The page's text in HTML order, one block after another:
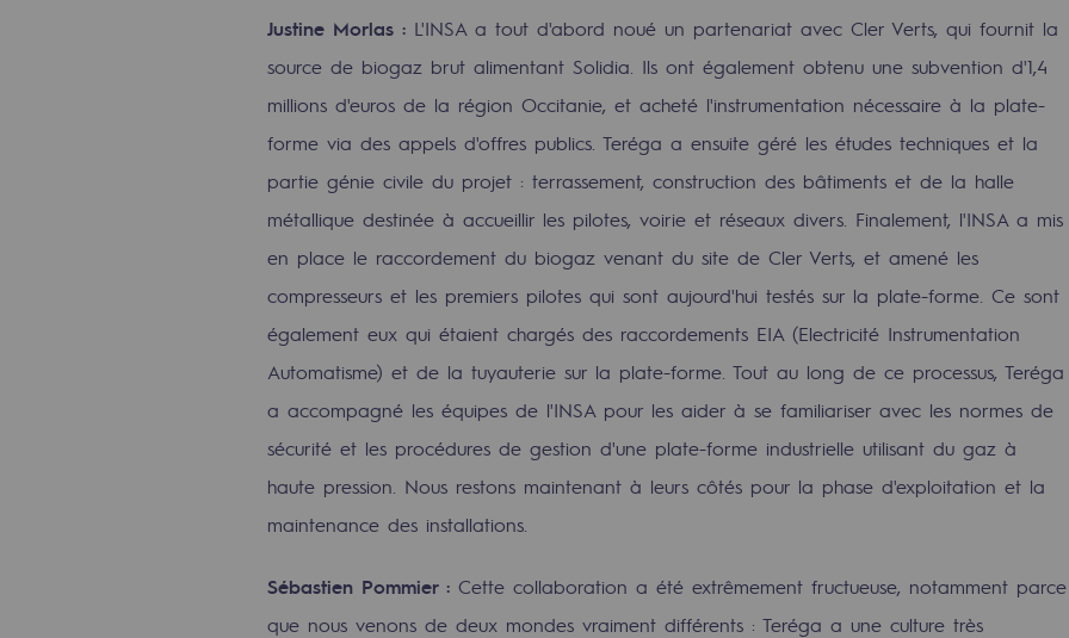
Responsabilité environnementale
Responsabilité environnementale
BE POSITIF, le programme de responsabilité environnementale
Décarbonation : une priorité
Limitation des émissions atmosphériques
Gestion de l'énergie
Préservation de la biodiversité
Gestion des impacts
Responsabilité sociale et territoriale
Justine Morlas : L'INSA a tout d'abord noué un partenariat avec Cler Verts, qui fournit la
source de biogaz brut alimentant Solidia. Ils ont également obtenu une subvention d'1,4
millions d'euros de la région Occitanie, et acheté l'instrumentation nécessaire à la plate-
forme via des appels d'offres publics. Teréga a ensuite géré les études techniques et la
partie génie civile du projet : terrassement, construction des bâtiments et de la halle
métallique destinée à accueillir les pilotes, voirie et réseaux divers. Finalement, l'INSA a mis
en place le raccordement du biogaz venant du site de Cler Verts, et amené les
compresseurs et les premiers pilotes qui sont aujourd'hui testés sur la plate-forme. Ce sont
également eux qui étaient chargés des raccordements EIA (Electricité Instrumentation
Automatisme) et de la tuyauterie sur la plate-forme. Tout au long de ce processus, Teréga
a accompagné les équipes de l'INSA pour les aider à se familiariser avec les normes de
sécurité et les procédures de gestion d'une plate-forme industrielle utilisant du gaz à
haute pression. Nous restons maintenant à leurs côtés pour la phase d'exploitation et la
maintenance des installations.
Sébastien Pommier : Cette collaboration a été extrêmement fructueuse, notamment parce
que nous venons de deux mondes vraiment différents : Teréga a une culture très